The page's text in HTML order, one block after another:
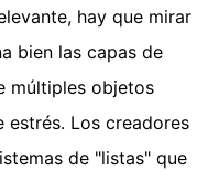
hay que mirar
bien las capas de
múltiples objetos
estrés. Los creadores
de "listas" que